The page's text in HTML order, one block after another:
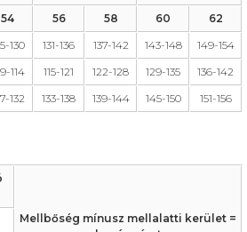
54 56 58 60
62
130 131-136 137-142 143-148
149-154
114 115-121 122-128 129-135
136-142
132 133-138 139-144 145-150 151-156
Mellbőség mínusz mellalatti kerület =